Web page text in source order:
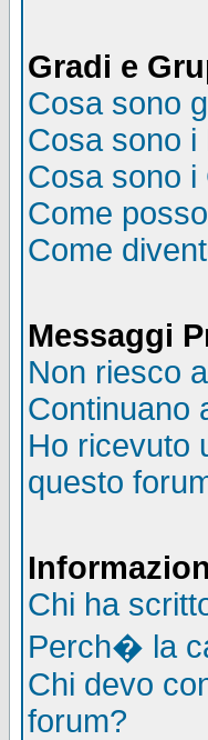
Gradi e
Cosa sono
Cosa sono i
Cosa sono i
Come
Come
Messaggi
Non riesco
Continuano
Ho ricevuto
questo
Chi ha
Perch� la
Chi devo
forum?